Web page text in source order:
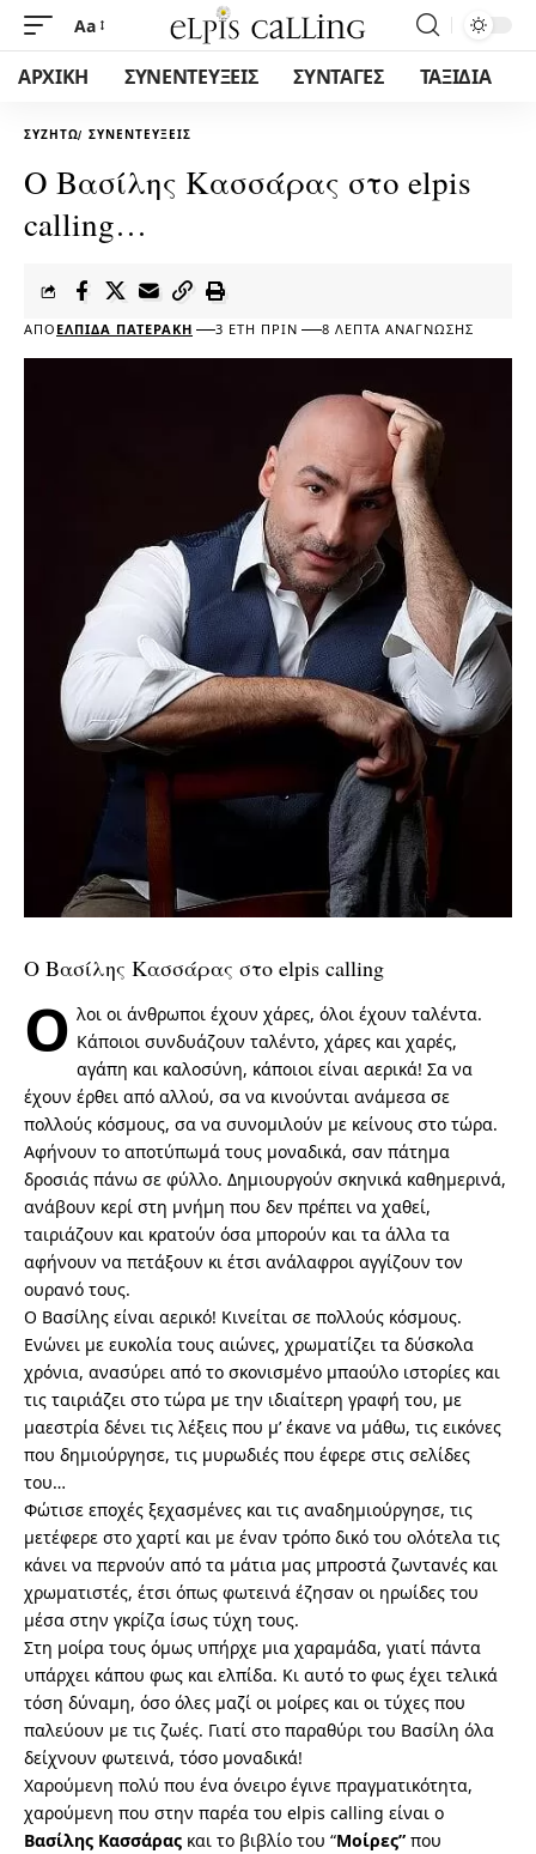
Aa
ΑΡΧΙΚΗ ΣΥΝΕΝΤΕΥΞΕΙΣ ΣΥΝΤΑΓΕΣ ΤΑΞΙΔΙΑ
ΣΥΖΗΤΏ ΣΥΝΕΝΤΕΎΞΕΙΣ
Ο Βασίλης Κασσάρας στο elpis
calling…
ΑΠΌ ΕΛΠΊΔΑ ΠΑΤΕΡΆΚΗ 3 ΈΤΗ ΠΡΙΝ 8 ΛΕΠΤΆ ΑΝΆΓΝΩΣΗΣ
Ο Βασίλης Κασσάρας στο elpis calling
Ό λοι οι άνθρωποι έχουν χάρες, όλοι έχουν ταλέντα.
Κάποιοι συνδυάζουν ταλέντο, χάρες και χαρές,
αγάπη και καλοσύνη, κάποιοι είναι αερικά! Σα να
έχουν έρθει από αλλού, σα να κινούνται ανάμεσα σε
πολλούς κόσμους, σα να συνομιλούν με κείνους στο τώρα.
Αφήνουν το αποτύπωμά τους μοναδικά, σαν πάτημα
δροσιάς πάνω σε φύλλο. Δημιουργούν σκηνικά καθημερινά,
ανάβουν κερί στη μνήμη που δεν πρέπει να χαθεί,
ταιριάζουν και κρατούν όσα μπορούν και τα άλλα τα
αφήνουν να πετάξουν κι έτσι ανάλαφροι αγγίζουν τον
ουρανό τους.
Ο Βασίλης είναι αερικό! Κινείται σε πολλούς κόσμους.
Ενώνει με ευκολία τους αιώνες, χρωματίζει τα δύσκολα
χρόνια, ανασύρει από το σκονισμένο μπαούλο ιστορίες και
τις ταιριάζει στο τώρα με την ιδιαίτερη γραφή του, με
μαεστρία δένει τις λέξεις που μ’ έκανε να μάθω, τις εικόνες
που δημιούργησε, τις μυρωδιές που έφερε στις σελίδες
του…
Φώτισε εποχές ξεχασμένες και τις αναδημιούργησε, τις
μετέφερε στο χαρτί και με έναν τρόπο δικό του ολότελα τις
κάνει να περνούν από τα μάτια μας μπροστά ζωντανές και
χρωματιστές, έτσι όπως φωτεινά έζησαν οι ηρωίδες του
μέσα στην γκρίζα ίσως τύχη τους.
Στη μοίρα τους όμως υπήρχε μια χαραμάδα, γιατί πάντα
υπάρχει κάπου φως και ελπίδα. Κι αυτό το φως έχει τελικά
τόση δύναμη, όσο όλες μαζί οι μοίρες και οι τύχες που
παλεύουν με τις ζωές. Γιατί στο παραθύρι του Βασίλη όλα
δείχνουν φωτεινά, τόσο μοναδικά!
Χαρούμενη πολύ που ένα όνειρο έγινε πραγματικότητα,
χαρούμενη που στην παρέα του elpis calling είναι ο
Βασίλης Κασσάρας και το βιβλίο του “Μοίρες” που